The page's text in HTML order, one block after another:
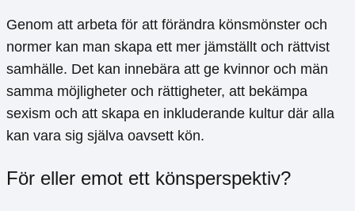
Genom att arbeta för att förändra könsmönster och
normer kan man skapa ett mer jämställt och rättvist
samhälle. Det kan innebära att ge kvinnor och män
samma möjligheter och rättigheter, att bekämpa
sexism och att skapa en inkluderande kultur där alla
kan vara sig själva oavsett kön.
För eller emot ett könsperspektiv?